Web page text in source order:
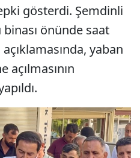
gösterdi. Şemdinli
önünde saat
açıklamasında, yaban